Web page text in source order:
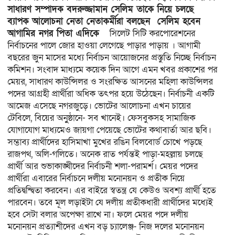
সাধারণ সম্পাদক বদরুজ্জামান সেলিম তাকে নিয়ে চলছে
ব্যাপক আলোচনা নেতা নেতাকর্মীরা বলছেন সেলিম হবেন
আগামির নগর পিতা এদিকেসিলেট সিটি করপোরেশনের
নির্বাচনের পালে জোর হাওয়া লেগেছে পাড়ার পাড়ায় । আগামী
বছরের জুন মাসের মধ্যে নির্বাচন আয়োজনের প্রস্তুতি নিচ্ছে নির্বাচন
কমিশন। সংবাদ মাধ্যমে কয়েক দিন আগে এমন খবর প্রকাশের পর
মেয়র, সাধারণ কাউন্সিলর ও সংরক্ষিত আসনের মহিলা কাউন্সিলর
পদের আগ্রহী প্রার্থীরা অধিক তৎপর হয়ে উঠেছেন। নির্বাচনী একটি
আমেজ এসেছে নগরজুড়ে। ভোটের আলোচনা এখন চায়ের
টেবিলে, বিয়ের অনুুষ্ঠানে- সব খানেই। ফেসবুকসহ সামাজিক
যোগাযোগ মাধ্যমেও জায়গা পেয়েছে ভোটের কথাবার্তা আর ছবি।
সম্ভাব্য প্রার্থীদের হাসিমাখা মুখের রঙিন বিলবোর্ড চোখে পড়ছে
রাজপথ, অলি-গলিতে। অনেক রাত পর্যন্তই পাড়া-মহল্লায় চলছে
প্রার্থী আর শুভাকাঙ্খীদের নির্বাচনী শলা-পরামর্শ। মেয়র পদের
প্রার্থীরা এবারের নির্বাচনে দলীয় মনোনয়ন ও প্রতীক নিয়ে
প্রতিদ্বন্দ্বিতা করবেন। এর বাইরে স্বতন্ত্র যে কেউও অবশ্য প্রার্থী হতে
পারবেন। তবে মূল লড়াইটা যে দলীয় প্রতীকধারী প্রার্থীদের মধ্যেই
হবে সেটা বলার অপেক্ষা রাখে না। ফলে মেয়র পদে দলীয়
মনোনয়ন প্রত্যাশীদের এখন বড় চ্যালেঞ্জ- নিজ দলের মনোনয়ন